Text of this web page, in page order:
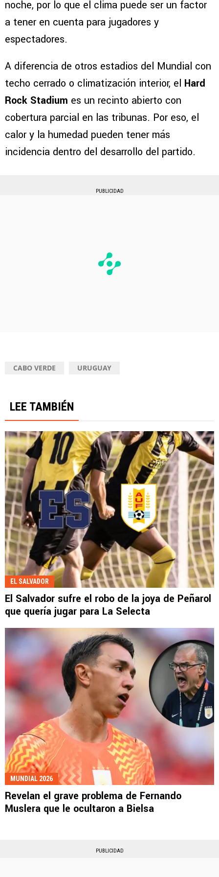
noche, por lo que el clima puede ser un factor
a tener en cuenta para jugadores y
espectadores.
A diferencia de otros estadios del Mundial con
techo cerrado o climatización interior, el Hard
Rock Stadium es un recinto abierto con
cobertura parcial en las tribunas. Por eso, el
calor y la humedad pueden tener más
incidencia dentro del desarrollo del partido.
PUBLICIDAD
CABO VERDE URUGUAY
LEE TAMBIÉN
EL SALVADOR
El Salvador sufre el robo de la joya de Peñarol
que quería jugar para La Selecta
MUNDIAL 2026
Revelan el grave problema de Fernando
Muslera que le ocultaron a Bielsa
PUBLICIDAD